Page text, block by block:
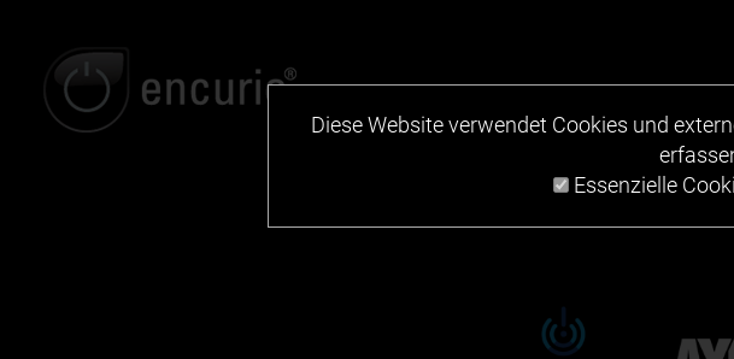
Diese Website verwendet Cookies und
Essenzielle